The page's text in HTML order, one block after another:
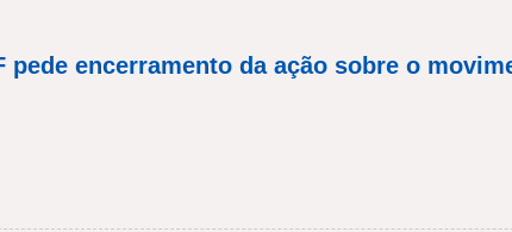
pede encerramento da ação sobre o